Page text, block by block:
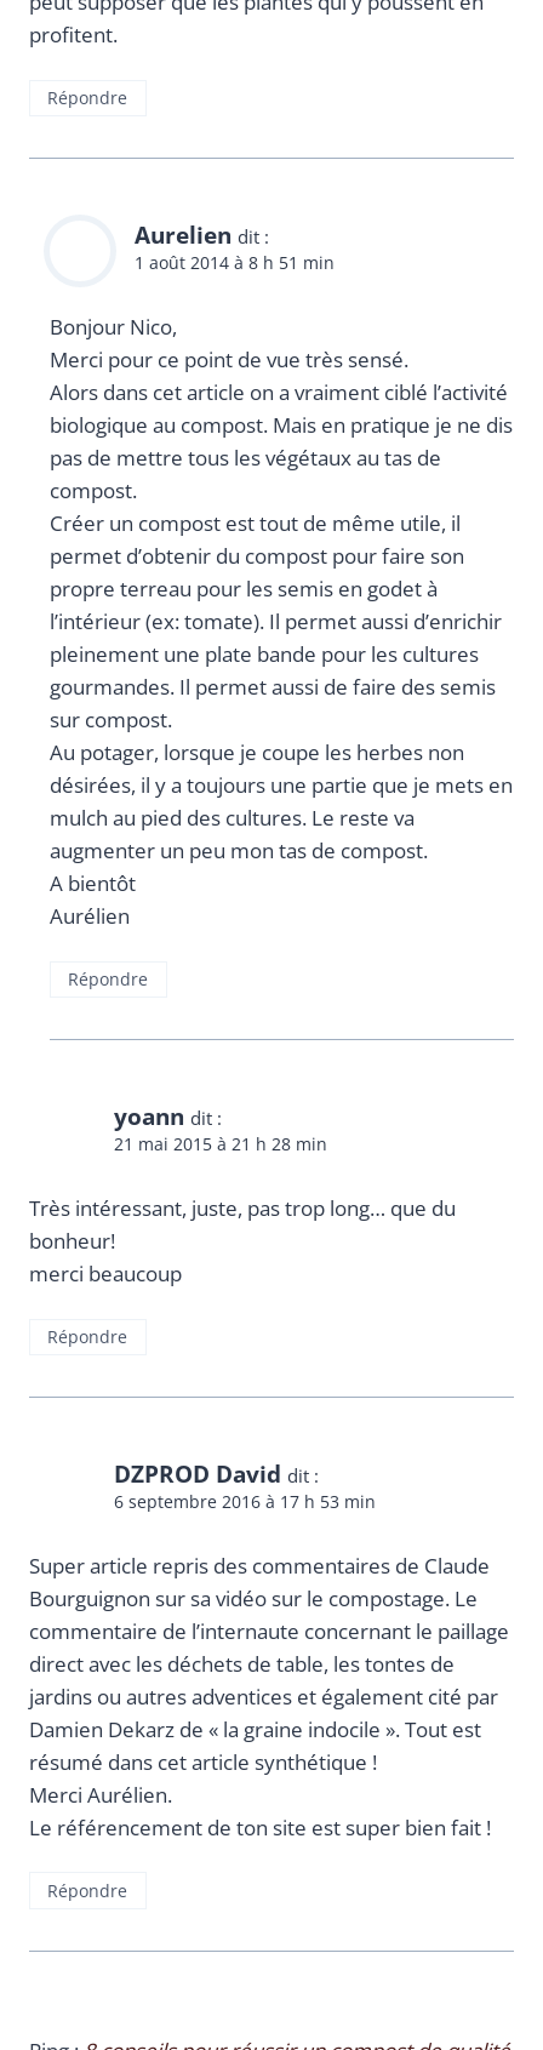
profitent.
Répondre
Aurelien dit :
1 août 2014 à 8 h 51 min
Bonjour Nico,
Merci pour ce point de vue très sensé.
Alors dans cet article on a vraiment ciblé l’activité
biologique au compost. Mais en pratique je ne dis
pas de mettre tous les végétaux au tas de
compost.
Créer un compost est tout de même utile, il
permet d’obtenir du compost pour faire son
propre terreau pour les semis en godet à
l’intérieur (ex: tomate). Il permet aussi d’enrichir
pleinement une plate bande pour les cultures
gourmandes. Il permet aussi de faire des semis
sur compost.
Au potager, lorsque je coupe les herbes non
désirées, il y a toujours une partie que je mets en
mulch au pied des cultures. Le reste va
augmenter un peu mon tas de compost.
A bientôt
Aurélien
Répondre
yoann dit :
21 mai 2015 à 21 h 28 min
Très intéressant, juste, pas trop long… que du
bonheur!
merci beaucoup
Répondre
DZPROD David dit :
6 septembre 2016 à 17 h 53 min
Super article repris des commentaires de Claude
Bourguignon sur sa vidéo sur le compostage. Le
commentaire de l’internaute concernant le paillage
direct avec les déchets de table, les tontes de
jardins ou autres adventices et également cité par
Damien Dekarz de « la graine indocile ». Tout est
résumé dans cet article synthétique !
Merci Aurélien.
Le référencement de ton site est super bien fait !
Répondre